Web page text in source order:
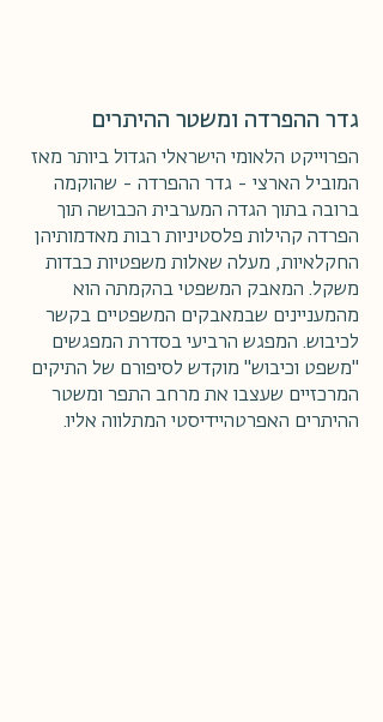
גדר ההפרדה ומשטר ההיתרים
הפרוייקט הלאומי הישראלי הגדול ביותר מאז
המוביל הארצי - גדר ההפרדה - שהוקמה
ברובה בתוך הגדה המערבית הכבושה תוך
הפרדה קהילות פלסטיניות רבות מאדמותיהן
החקלאיות, מעלה שאלות משפטיות כבדות
משקל. המאבק המשפטי בהקמתה הוא
מהמעניינים שבמאבקים המשפטיים בקשר
לכיבוש. המפגש הרביעי בסדרת המפגשים
"משפט וכיבוש" מוקדש לסיפורם של התיקים
המרכזיים שעצבו את מרחב התפר ומשטר
ההיתרים האפרטהיידיסטי המתלווה אליו.